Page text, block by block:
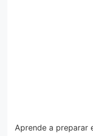
Aprende a preparar